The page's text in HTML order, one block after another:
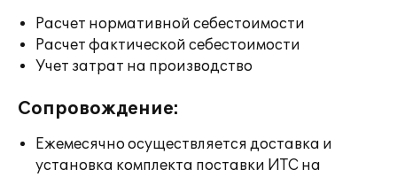
Расчет нормативной себестоимости
Расчет фактической себестоимости
Учет затрат на производство
Сопровождение:
Ежемесячно осуществляется доставка и
установка комплекта поставки ИТС на